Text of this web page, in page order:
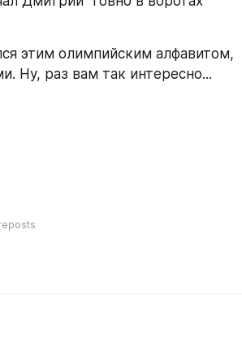
этим олимпийским алфавитом,
Ну, раз вам так интересно...